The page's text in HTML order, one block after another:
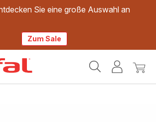
Sie eine große Auswahl an
Zum Sale
Mein
Mein